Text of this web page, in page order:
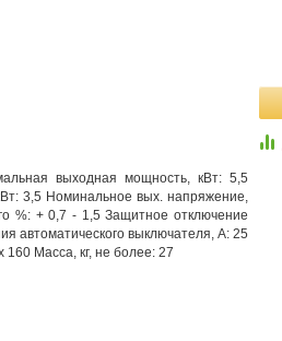
выходная мощность, кВт: 5,5
3,5 Номинальное вых. напряжение,
%: + 0,7 - 1,5 Защитное отключение
автоматического выключателя, А: 25
Масса, кг, не более: 27